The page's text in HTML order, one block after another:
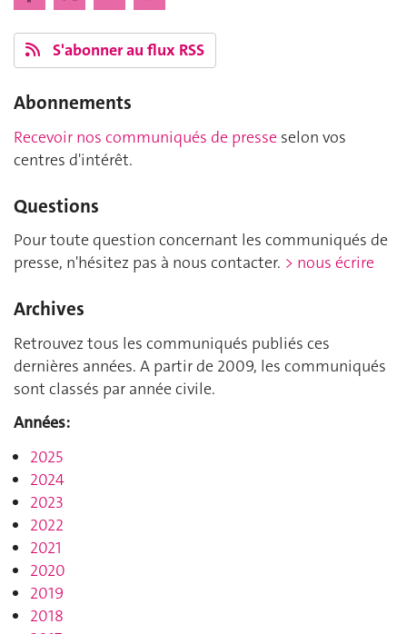
S'abonner au flux RSS
Abonnements
Recevoir nos communiqués de presse selon vos
centres d'intérêt.
Questions
Pour toute question concernant les communiqués de
presse, n'hésitez pas à nous contacter. > nous écrire
Archives
Retrouvez tous les communiqués publiés ces
dernières années. A partir de 2009, les communiqués
sont classés par année civile.
Années:
2025
2024
2023
2022
2021
2020
2019
2018